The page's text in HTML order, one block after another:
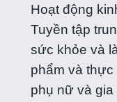
Hoạt động
Tuyền tập
sức khỏe và
phẩm và
phụ nữ và